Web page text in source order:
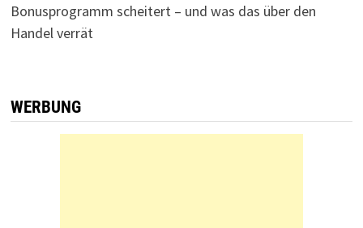
Bonusprogramm scheitert – und was das über den
Handel verrät
WERBUNG